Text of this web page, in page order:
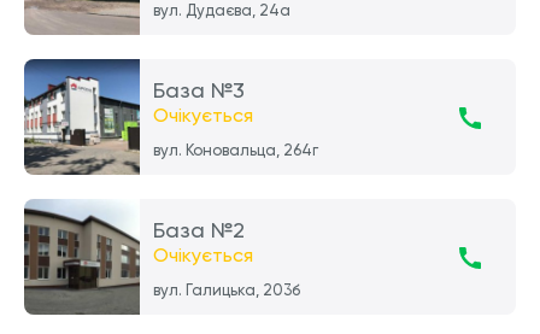
вул. Дудаєва, 24а
База №3
Очікується
вул. Коновальца, 264г
База №2
Очікується
вул. Галицька, 203б